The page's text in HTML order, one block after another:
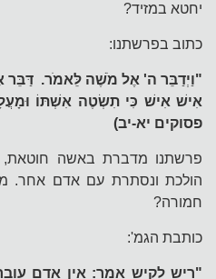
יחטא במזיד?
כתוב בפרשתנו:
"וַיְדַבֵּר ה' אֶל מֹשֶׁה לֵּאמֹר. דַּבֵּר
אִישׁ אִישׁ כִּי תִשְׂטֶה אִשְׁתּוֹ
פסוקים יא-יב)
פרשתנו מדברת באשה חוטאת,
הולכת ונסתרת עם אדם אחר.
חמורה?
כותבת הגמ':
"ריש לקיש אמר: אין אדם